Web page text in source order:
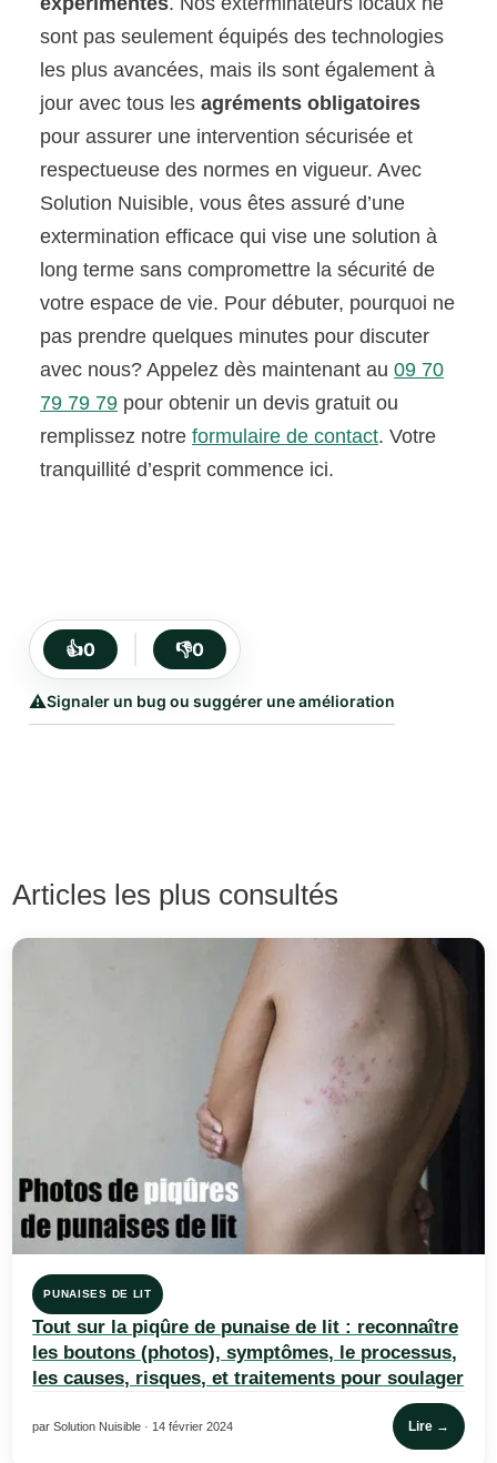
sont pas seulement équipés des technologies
les plus avancées, mais ils sont également à
jour avec tous lesagréments obligatoires
pour assurer une intervention sécurisée et
respectueuse des normes en vigueur. Avec
Solution Nuisible, vous êtes assuré d’une
extermination efficace qui vise une solution à
long terme sans compromettre la sécurité de
votre espace de vie. Pour débuter, pourquoi ne
pas prendre quelques minutes pour discuter
avec nous? Appelez dès maintenant au09 70
79 79 79 pour obtenir un devis gratuit ou
remplissez notreformulaire de contact. Votre
tranquillité d’esprit commence ici.
👍0 👎0
⚠️Signaler un bug ou suggérer une amélioration
Articles les plus consultés
PUNAISES DE LIT
Tout sur la piqûre de punaise de lit : reconnaître
les boutons (photos), symptômes, le processus,
les causes, risques, et traitements pour soulager
par Solution Nuisible · 14 février 2024 Lire →